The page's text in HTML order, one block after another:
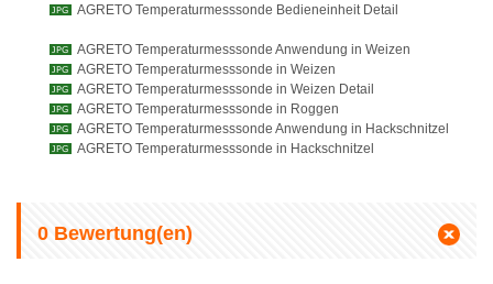
AGRETO Temperaturmesssonde Bedieneinheit Detail
AGRETO Temperaturmesssonde Anwendung in Weizen
AGRETO Temperaturmesssonde in Weizen
AGRETO Temperaturmesssonde in Weizen Detail
AGRETO Temperaturmesssonde in Roggen
AGRETO Temperaturmesssonde Anwendung in Hackschnitzel
AGRETO Temperaturmesssonde in Hackschnitzel
0 Bewertung(en)